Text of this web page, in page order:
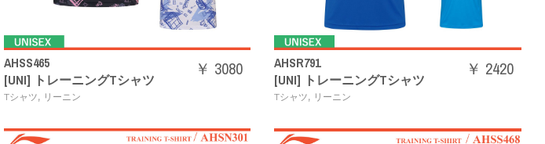
AHSS465
[UNI] トレーニングTシャツ
Tシャツ, リーニン
￥ 3080
AHSR791
[UNI] トレーニングTシャツ
Tシャツ, リーニン
￥ 2420